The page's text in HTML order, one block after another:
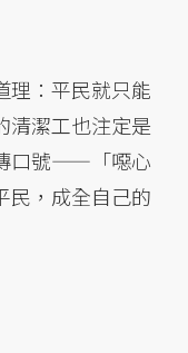
理：平民就只能
清潔工也注定是
口號——「噁心
，成全自己的